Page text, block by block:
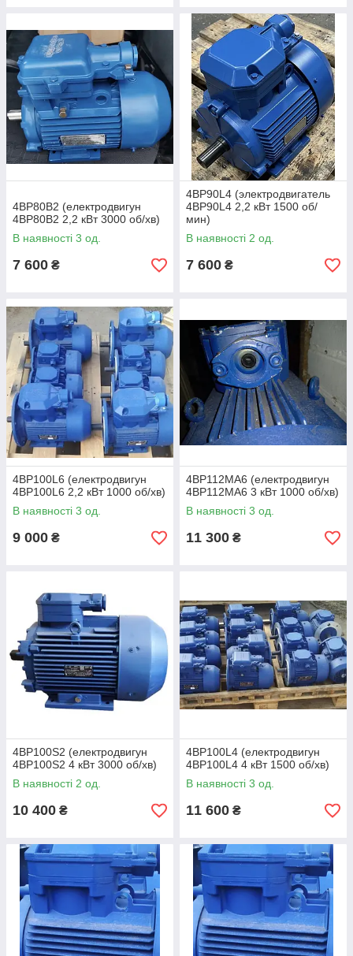
4ВР80В2 (електродвигун
4ВР80В2 2,2 кВт 3000 об/хв)
В наявності 3 од.
7 600 ₴
4ВР90L4 (электродвигатель
4ВР90L4 2,2 кВт 1500 об/
мин)
В наявності 2 од.
7 600 ₴
4ВР100L6 (електродвигун
4ВР100L6 2,2 кВт 1000 об/хв)
В наявності 3 од.
9 000 ₴
4ВР112МА6 (електродвигун
4ВР112МА6 3 кВт 1000 об/хв)
В наявності 3 од.
11 300 ₴
4ВР100S2 (електродвигун
4ВР100S2 4 кВт 3000 об/хв)
В наявності 2 од.
10 400 ₴
4ВР100L4 (електродвигун
4ВР100L4 4 кВт 1500 об/хв)
В наявності 3 од.
11 600 ₴